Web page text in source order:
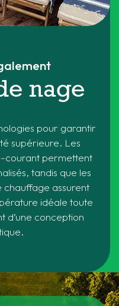
nage
pour garantir
supérieure. Les
courant permettent
tandis que les
chauffage assurent
idéale toute
d’une conception